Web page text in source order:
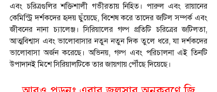
এবং চরিত্রগুলির শক্তিশালী গভীরতায় নিহিত। পারুল এবং রায়ানের
কেমিস্ট্রি দর্শকদের হৃদয় ছুঁয়েছে, বিশেষ করে তাদের জটিল সম্পর্ক এবং
জীবনের নানা চ্যালেঞ্জ। সিরিয়ালের গল্প প্রতিটি চরিত্রের জটিলতা,
আত্মবিশ্বাস এবং ভালোবাসার নতুন নতুন দিক তুলে ধরে, যা দর্শকদের
ভালোবাসা অর্জন করেছে। অভিনয়, গল্প এবং পরিচালনা এই তিনটি
উপাদানই মিশে সিরিয়ালটিকে তার জায়গায় পৌঁছে দিয়েছে।